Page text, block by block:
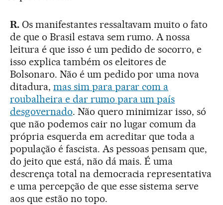
R. Os manifestantes ressaltavam muito o fato
de que o Brasil estava sem rumo. A nossa
leitura é que isso é um pedido de socorro, e
isso explica também os eleitores de
Bolsonaro. Não é um pedido por uma nova
ditadura, mas sim para parar com a
roubalheira e dar rumo para um país
desgovernado. Não quero minimizar isso, só
que não podemos cair no lugar comum da
própria esquerda em acreditar que toda a
população é fascista. As pessoas pensam que,
do jeito que está, não dá mais. É uma
descrença total na democracia representativa
e uma percepção de que esse sistema serve
aos que estão no topo.